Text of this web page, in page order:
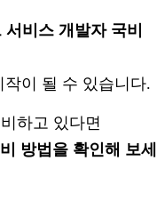
비스 개발자 국비
이 될 수 있습니다.
하고 있다면
방법을 확인해 보세